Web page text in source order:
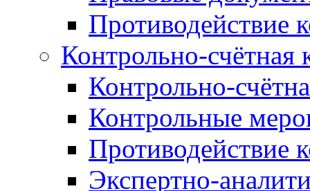
Противодействие
Контрольно-счётная
Контрольно-
Контрольные
Противодействие
Экспертно-